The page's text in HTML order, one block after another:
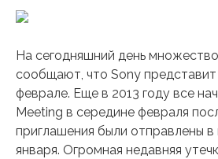
На сегодняшний день
сообщают, что Sony
феврале. Еще в 2013 году все
Meeting в середине февраля
приглашения были отправлены в
января. Огромная недавняя